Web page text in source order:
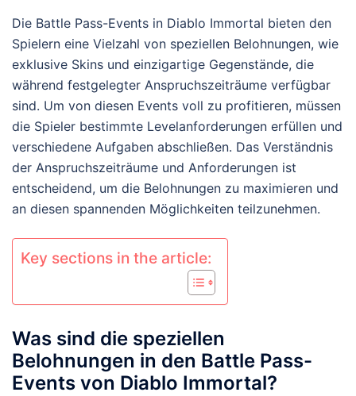
Die Battle Pass-Events in Diablo Immortal bieten den
Spielern eine Vielzahl von speziellen Belohnungen, wie
exklusive Skins und einzigartige Gegenstände, die
während festgelegter Anspruchszeiträume verfügbar
sind. Um von diesen Events voll zu profitieren, müssen
die Spieler bestimmte Levelanforderungen erfüllen und
verschiedene Aufgaben abschließen. Das Verständnis
der Anspruchszeiträume und Anforderungen ist
entscheidend, um die Belohnungen zu maximieren und
an diesen spannenden Möglichkeiten teilzunehmen.
Key sections in the article:
Was sind die speziellen
Belohnungen in den Battle Pass-
Events von Diablo Immortal?